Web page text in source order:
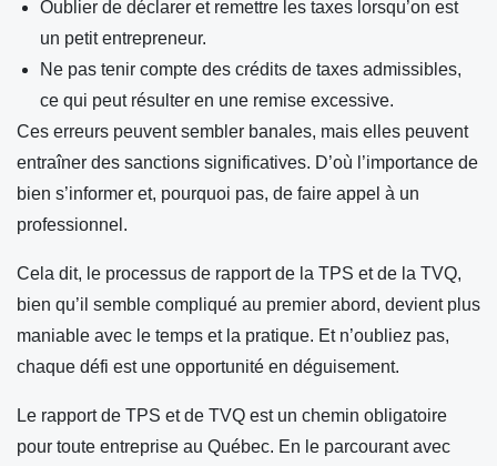
Oublier de déclarer et remettre les taxes lorsqu’on est
un petit entrepreneur.
Ne pas tenir compte des crédits de taxes admissibles,
ce qui peut résulter en une remise excessive.
Ces erreurs peuvent sembler banales, mais elles peuvent
entraîner des sanctions significatives. D’où l’importance de
bien s’informer et, pourquoi pas, de faire appel à un
professionnel.
Cela dit, le processus de rapport de la TPS et de la TVQ,
bien qu’il semble compliqué au premier abord, devient plus
maniable avec le temps et la pratique. Et n’oubliez pas,
chaque défi est une opportunité en déguisement.
Le rapport de TPS et de TVQ est un chemin obligatoire
pour toute entreprise au Québec. En le parcourant avec